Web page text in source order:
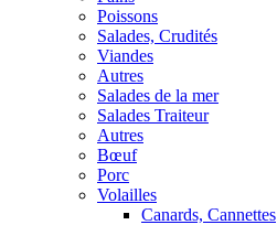
Poissons
Salades, Crudités
Viandes
Autres
Salades de la mer
Salades Traiteur
Autres
Bœuf
Porc
Volailles
Canards, Cannettes